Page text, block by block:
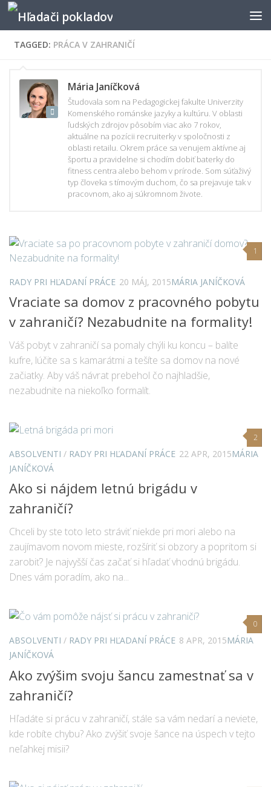
TAGGED: PRÁCA V ZAHRANIČÍ
Mária Janíčková
Študovala som na Pedagogickej fakulte Univerzity
Komenského románske jazyky a kultúru. V oblasti
ľudských zdrojov pôsobím viac ako 7 rokov,
aktuálne na pozícii recruiterky v spoločnosti z
oblasti retailu. Okrem práce sa venujem aktívne aj
športu a pravidelne si chodím dobiť baterky do
fitness centra alebo behom v prírode. Som súťaživý
typ človeka s tímovým duchom, čo sa prejavuje tak v
pracovnom, ako aj súkromnom živote.
1
RADY PRI HĽADANÍ PRÁCE 20 MÁJ, 2015MÁRIA JANÍČKOVÁ
Vraciate sa domov z pracovného pobytu
v zahraničí? Nezabudnite na formality!
Váš pobyt v zahraničí sa pomaly chýli ku koncu – balíte
kufre, lúčite sa s kamarátmi a tešíte sa domov na nové
začiatky. Aby váš návrat prebehol čo najhladšie,
nezabudnite na niekoľko formalít.
2
ABSOLVENTI / RADY PRI HĽADANÍ PRÁCE 22 APR, 2015MÁRIA
JANÍČKOVÁ
Ako si nájdem letnú brigádu v
zahraničí?
Chceli by ste toto leto stráviť niekde pri mori alebo na
zaujímavom novom mieste, rozšíriť si obzory a popritom si
zarobiť? Je najvyšší čas začať si hľadať vhodnú brigádu.
Dnes vám poradím, ako na...
0
ABSOLVENTI / RADY PRI HĽADANÍ PRÁCE 8 APR, 2015MÁRIA
JANÍČKOVÁ
Ako zvýšim svoju šancu zamestnať sa v
zahraničí?
Hľadáte si prácu v zahraničí, stále sa vám nedarí a neviete,
kde robíte chybu? Ako zvýšiť svoje šance na úspech v tejto
neľahkej misii?